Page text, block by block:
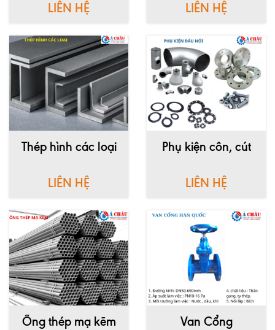
LIÊN HỆ
LIÊN HỆ
Thép hình các loại
LIÊN HỆ
Phụ kiện côn, cút
LIÊN HỆ
Ống thép mạ kẽm Van Cổng